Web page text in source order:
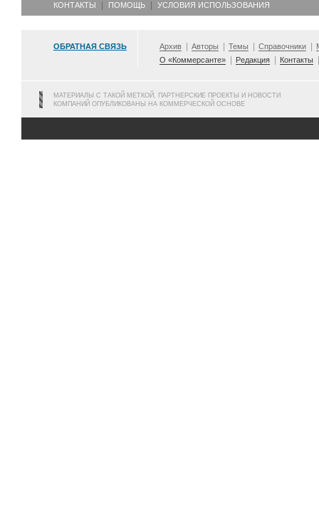
КОНТАКТЫ ПОМОЩЬ УСЛОВИЯ ИСПОЛЬЗОВАНИЯ
ОБРАТНАЯ СВЯЗЬ Архив Авторы Темы Справочники
О «Коммерсанте»
Редакция Контакты
МАТЕРИАЛЫ С ТАКОЙ МЕТКОЙ, ПАРТНЕРСКИЕ ПРОЕКТЫ И НОВОСТИ
КОМПАНИЙ ОПУБЛИКОВАНЫ НА КОММЕРЧЕСКОЙ ОСНОВЕ